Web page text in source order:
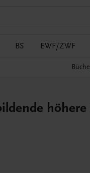
BS EWF/ZWF
höhere